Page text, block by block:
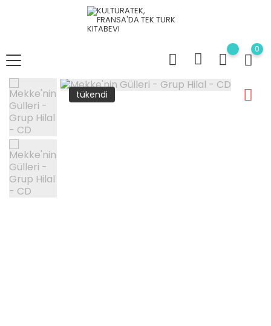
0
tükendi